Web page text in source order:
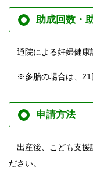
助成回数・
通院による妊婦健康
※多胎の場合は、21
申請方法
出産後、こども支援
ださい。